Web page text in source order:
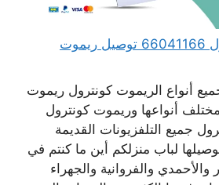
توصيل ريموت للمنزل 66041166 توصيل ريموت
أنواع الريموت كونترول ريموت
أنواعها وريموت كونترول
جميع التلفزيونات القديمة
لباب منزلكم أين ما كنتم في
والأحمدي والفروانية والجهراء